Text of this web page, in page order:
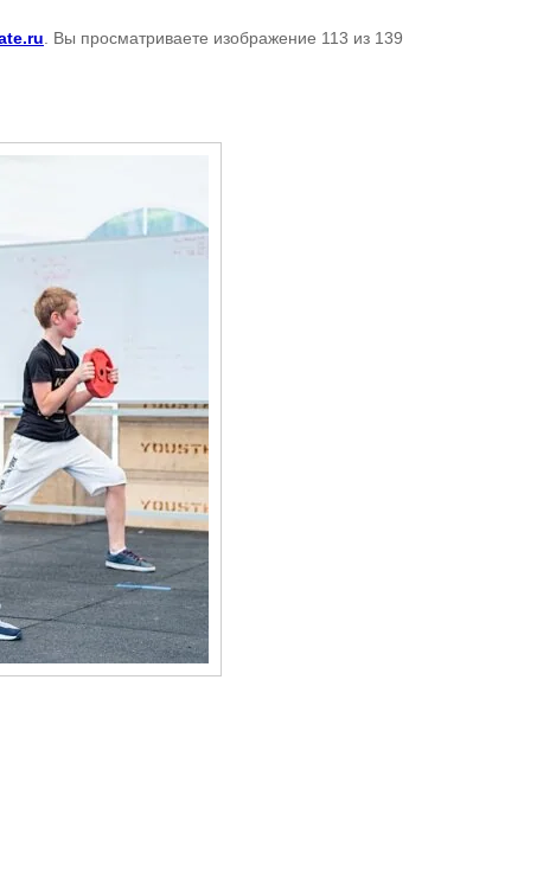
. Вы просматриваете изображение 113 из 139